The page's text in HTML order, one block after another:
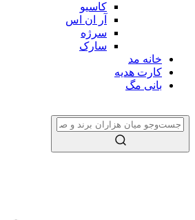
کاسیو
آر ان اس
سرژه
سارک
خانه مد
کارت هدیه
بانی مگ